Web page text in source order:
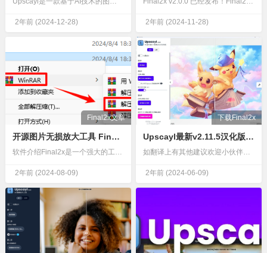
2年前 (2024-12-28) 2年前 (2024-11-28)
Final2x文章
开源图片无损放大工具 Final2x v1.3.1 不损画质，增强图像的分辨率和质量，使图像更清晰、更详细，支持多种模型
2年前 (2024-08-09)
下载Final2x
Upscayl最新v2.11.5汉化版开源AI图像放大工具
2年前 (2024-06-09)